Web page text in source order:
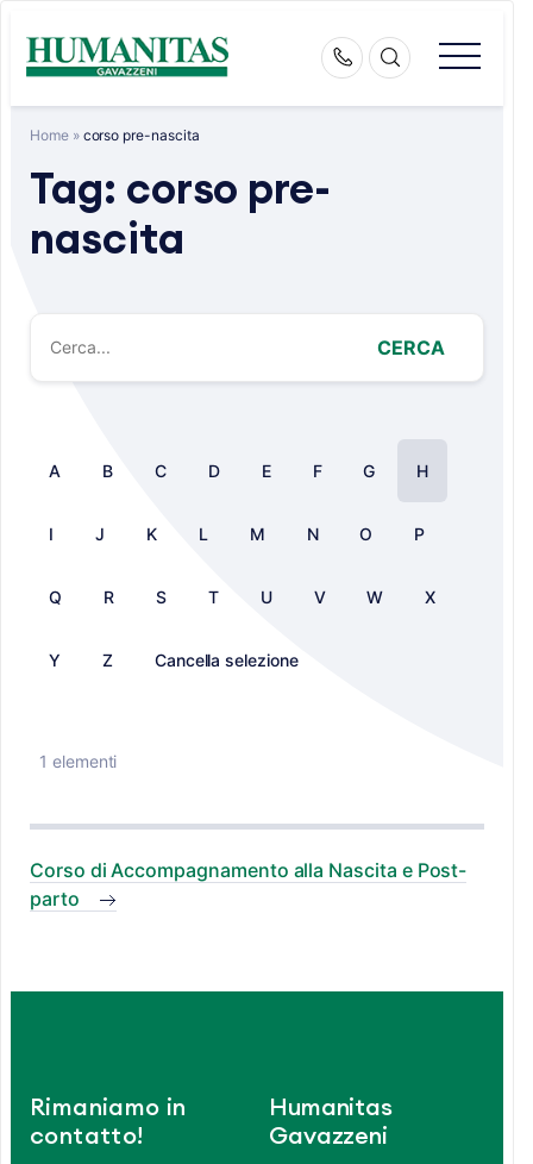
content
Home» corso pre-nascita
Tag: corso pre-
nascita
CERCA
A B C D E F G H
I J K L M N O P
Q R S T U V W X
Y Z Cancella selezione
1 elementi
Corso di Accompagnamento alla Nascita e Post-
parto
Rimaniamo in
contatto!
Humanitas
Gavazzeni